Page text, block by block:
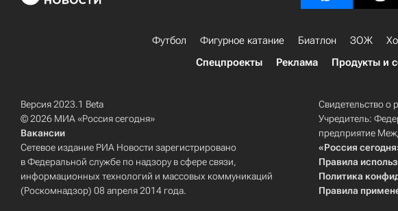
Футбол Фигурное катание Биатлон ЗОЖ
Спецпроекты
Реклама Продукты и
Версия 2023.1 Beta
© 2026 МИА «Россия сегодня»
Вакансии
Сетевое издание РИА Новости зарегистрировано
в Федеральной службе по надзору в сфере связи,
информационных технологий и массовых коммуникаций
(Роскомнадзор) 08 апреля 2014 года.
Свидетельство
Учредитель:
предприятие
«Россия
Правила
Политика
Правила